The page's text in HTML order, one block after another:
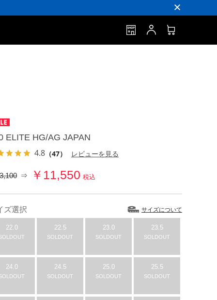
ELITE HG/AG JAPAN
4.8 （47） レビューを見る
⇒ ￥11,550 税込
ズ選択 サイズについて
22.0 22.5
SOLDOUT
23.0
SOLDOUT
23.5
SOLDOUT
24.0 24.5
SOLDOUT
25.0
SOLDOUT
25.5
SOLDOUT